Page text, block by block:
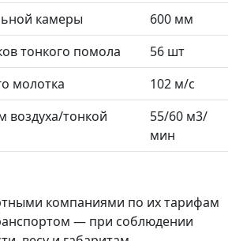
камеры
600 мм
тонкого помола
56 шт
молотка
102 м/с
тонкой
55/60 м3/
мин
компаниями по их тарифам
— при соблюдении